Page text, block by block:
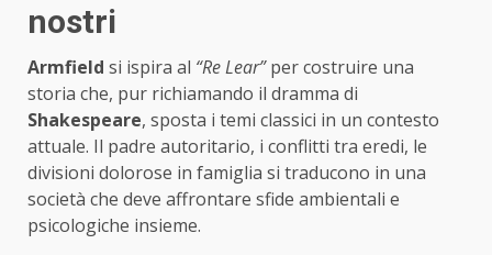
nostri
Armfield si ispira al “Re Lear”per costruire una
storia che, pur richiamando il dramma di
Shakespeare, sposta i temi classici in un contesto
attuale. Il padre autoritario, i conflitti tra eredi, le
divisioni dolorose in famiglia si traducono in una
società che deve affrontare sfide ambientali e
psicologiche insieme.